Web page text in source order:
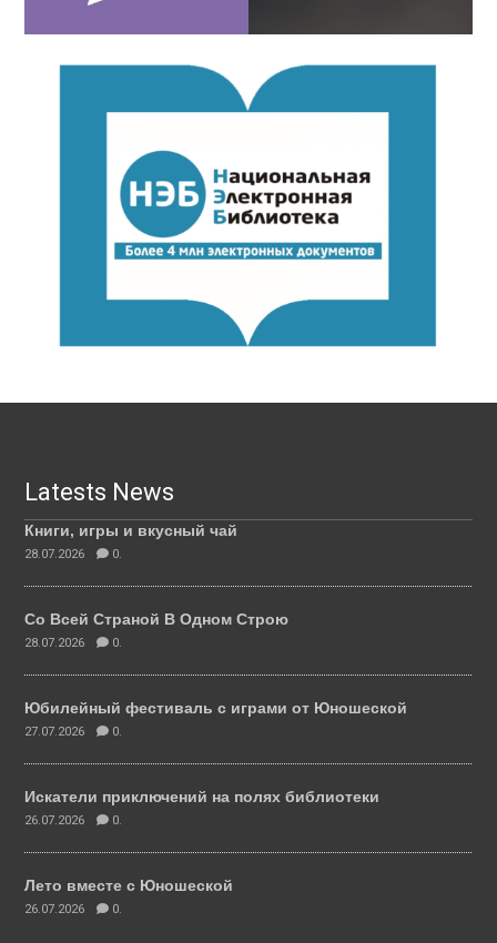
Latests News
Книги, игры и вкусный чай
28.07.2026 0.
Со Всей Страной В Одном Строю
28.07.2026 0.
Юбилейный фестиваль с играми от Юношеской
27.07.2026 0.
Искатели приключений на полях библиотеки
26.07.2026 0.
Лето вместе с Юношеской
26.07.2026 0.